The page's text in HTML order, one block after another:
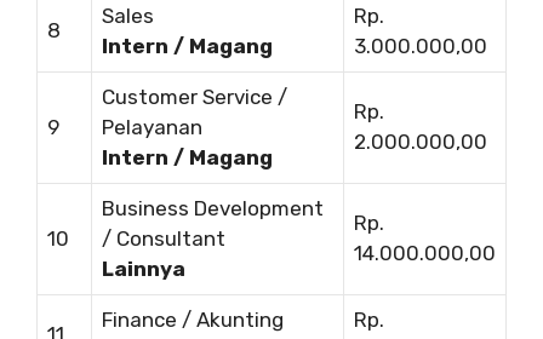
8
Sales
Intern / Magang
Rp.
3.000.000,00
9
Customer Service /
Pelayanan
Intern / Magang
Rp.
2.000.000,00
10
Business Development
/ Consultant
Lainnya
Rp.
14.000.000,00
11
Finance / Akunting
Rp.